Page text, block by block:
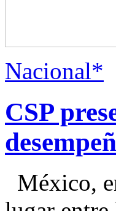
Nacional*
CSP
México,